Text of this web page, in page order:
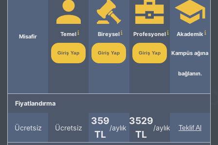
Misafir Temel
Giriş Yap
Bireysel
Giriş Yap
Profesyonel
Giriş Yap
Akademik
Kampüs ağına
bağlanın.
Fiyatlandırma
Ücretsiz Ücretsiz
359
TL
/aylık
3529
TL
/aylık Teklif Al